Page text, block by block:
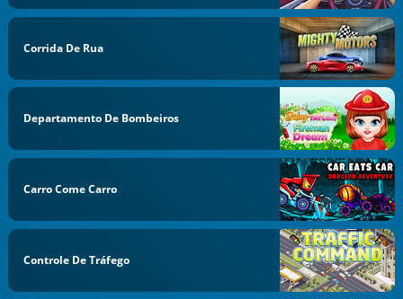
Corrida De Rua
Departamento De Bombeiros
Carro Come Carro
Controle De Tráfego